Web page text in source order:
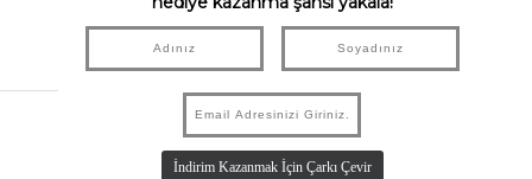
Hızlı Kargo Taksit İmkanı